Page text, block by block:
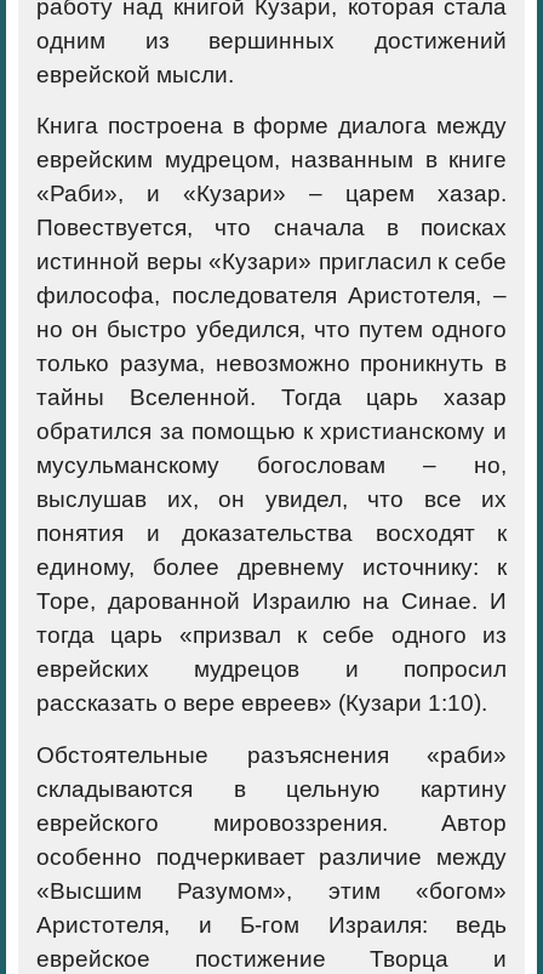
работу над книгой Кузари, которая стала
одним из вершинных достижений
еврейской мысли.
Книга построена в форме диалога между
еврейским мудрецом, названным в книге
«Раби», и «Кузари» – царем хазар.
Повествуется, что сначала в поисках
истинной веры «Кузари» пригласил к себе
философа, последователя Аристотеля, –
но он быстро убедился, что путем одного
только разума, невозможно проникнуть в
тайны Вселенной. Тогда царь хазар
обратился за помощью к христианскому и
мусульманскому богословам – но,
выслушав их, он увидел, что все их
понятия и доказательства восходят к
единому, более древнему источнику: к
Торе, дарованной Израилю на Синае. И
тогда царь «призвал к себе одного из
еврейских мудрецов и попросил
рассказать о вере евреев» (Кузари 1:10).
Обстоятельные разъяснения «раби»
складываются в цельную картину
еврейского мировоззрения. Автор
особенно подчеркивает различие между
«Высшим Разумом», этим «богом»
Аристотеля, и Б-гом Израиля: ведь
еврейское постижение Творца и